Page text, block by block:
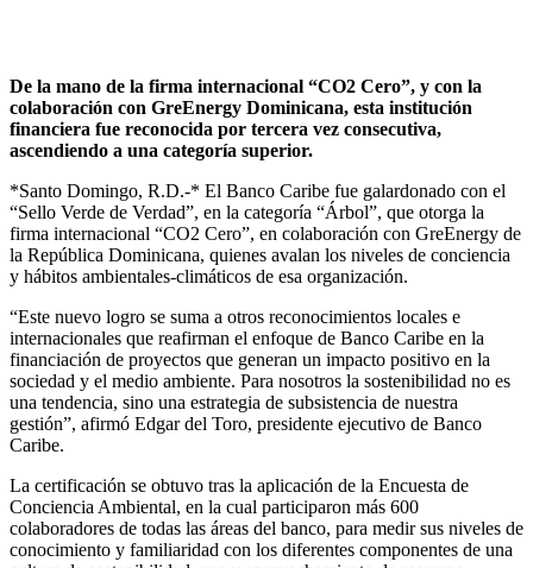
De la mano de la firma internacional “CO2 Cero”, y con la
colaboración con GreEnergy Dominicana, esta institución
financiera fue reconocida por tercera vez consecutiva,
ascendiendo a una categoría superior.
*Santo Domingo, R.D.-* El Banco Caribe fue galardonado con el
“Sello Verde de Verdad”, en la categoría “Árbol”, que otorga la
firma internacional “CO2 Cero”, en colaboración con GreEnergy de
la República Dominicana, quienes avalan los niveles de conciencia
y hábitos ambientales-climáticos de esa organización.
“Este nuevo logro se suma a otros reconocimientos locales e
internacionales que reafirman el enfoque de Banco Caribe en la
financiación de proyectos que generan un impacto positivo en la
sociedad y el medio ambiente. Para nosotros la sostenibilidad no es
una tendencia, sino una estrategia de subsistencia de nuestra
gestión”, afirmó Edgar del Toro, presidente ejecutivo de Banco
Caribe.
La certificación se obtuvo tras la aplicación de la Encuesta de
Conciencia Ambiental, en la cual participaron más 600
colaboradores de todas las áreas del banco, para medir sus niveles de
conocimiento y familiaridad con los diferentes componentes de una